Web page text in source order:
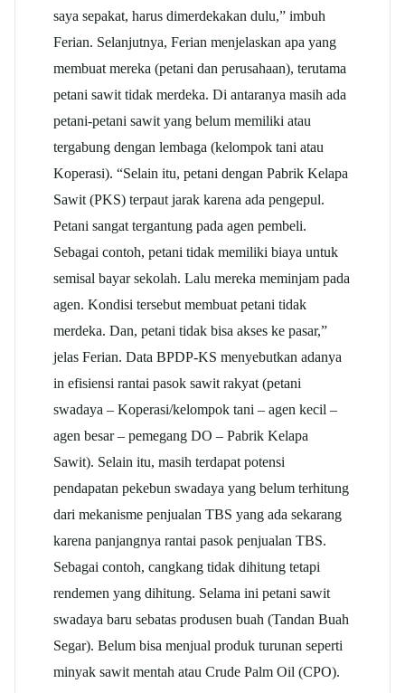
saya sepakat, harus dimerdekakan dulu,” imbuh
Ferian. Selanjutnya, Ferian menjelaskan apa yang
membuat mereka (petani dan perusahaan), terutama
petani sawit tidak merdeka. Di antaranya masih ada
petani-petani sawit yang belum memiliki atau
tergabung dengan lembaga (kelompok tani atau
Koperasi). “Selain itu, petani dengan Pabrik Kelapa
Sawit (PKS) terpaut jarak karena ada pengepul.
Petani sangat tergantung pada agen pembeli.
Sebagai contoh, petani tidak memiliki biaya untuk
semisal bayar sekolah. Lalu mereka meminjam pada
agen. Kondisi tersebut membuat petani tidak
merdeka. Dan, petani tidak bisa akses ke pasar,”
jelas Ferian. Data BPDP-KS menyebutkan adanya
in efisiensi rantai pasok sawit rakyat (petani
swadaya – Koperasi/kelompok tani – agen kecil –
agen besar – pemegang DO – Pabrik Kelapa
Sawit). Selain itu, masih terdapat potensi
pendapatan pekebun swadaya yang belum terhitung
dari mekanisme penjualan TBS yang ada sekarang
karena panjangnya rantai pasok penjualan TBS.
Sebagai contoh, cangkang tidak dihitung tetapi
rendemen yang dihitung. Selama ini petani sawit
swadaya baru sebatas produsen buah (Tandan Buah
Segar). Belum bisa menjual produk turunan seperti
minyak sawit mentah atau Crude Palm Oil (CPO).